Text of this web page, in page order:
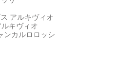
アルキヴィオ
キヴィオ
ンカルロロッシ